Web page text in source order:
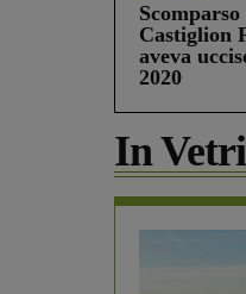
Castiglion
aveva
2020
In